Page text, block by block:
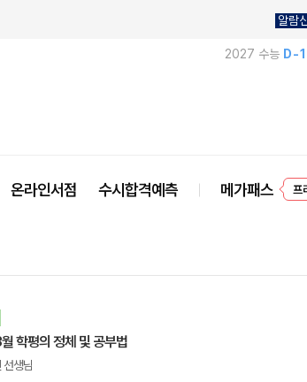
알람
2027 수능 D-
온라인서점 수시합격예측 메가패스
프
학평의 정체 및 공부법
선생님